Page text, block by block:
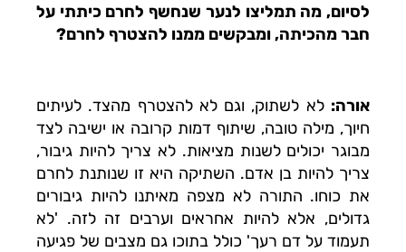
לסיום, מה תמליצו לנער שנחשף לחרם כיתתי על
חבר מהכיתה, ומבקשים ממנו להצטרף לחרם?
אורה:לא לשתוק, וגם לא להצטרף מהצד. לעיתים
חיוך, מילה טובה, שיתוף דמות קרובה או ישיבה לצד
מבוגר יכולים לשנות מציאות. לא צריך להיות גיבור,
צריך להיות בן אדם. השתיקה היא זו שנותנת לחרם
את כוחו. התורה לא מצפה מאיתנו להיות גיבורים
גדולים, אלא להיות אחראים וערבים זה לזה. 'לא
תעמוד על דם רעך' כולל בתוכו גם מצבים של פגיעה